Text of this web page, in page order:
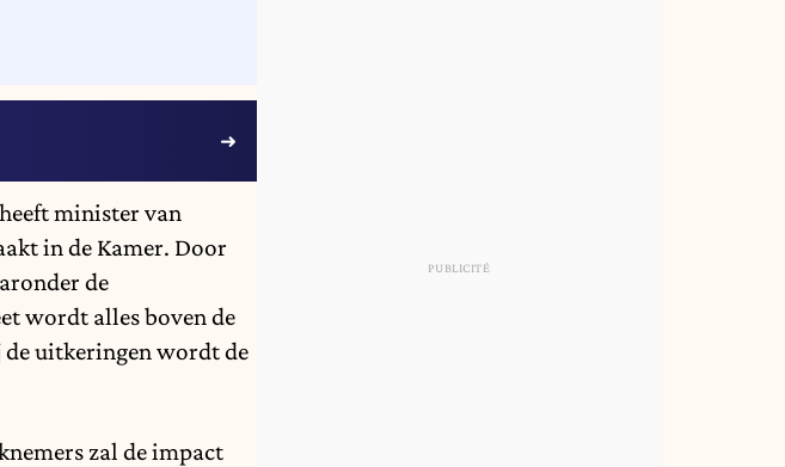
minister van
in de Kamer. Door
de
wordt alles boven de
de uitkeringen wordt de
zal de impact